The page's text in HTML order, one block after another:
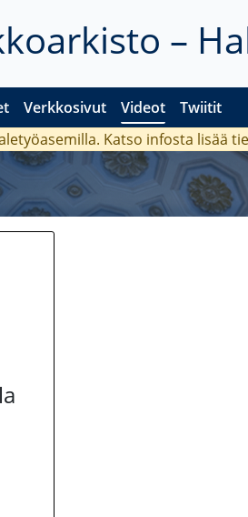
–
Verkkosivut Videot Twiitit
Katso infosta lisää